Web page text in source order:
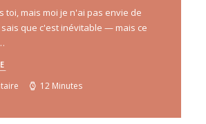
toi, mais moi je n'ai pas envie de
sais que c'est inévitable — mais ce
12 Minutes